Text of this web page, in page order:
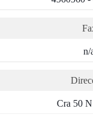
n/
Cra 50